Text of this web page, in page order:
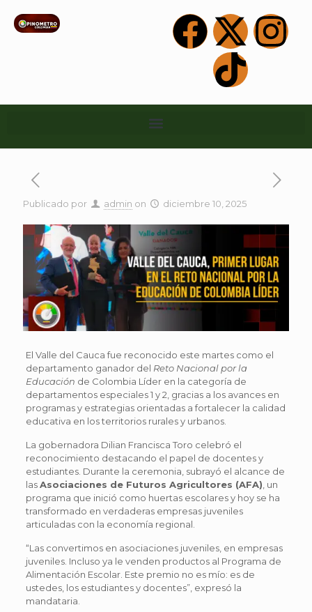
Publicado por admin on diciembre 10, 2025
El Valle del Cauca fue reconocido este martes como el
departamento ganador del Reto Nacional por la
Educación de Colombia Líder en la categoría de
departamentos especiales 1 y 2, gracias a los avances en
programas y estrategias orientadas a fortalecer la calidad
educativa en los territorios rurales y urbanos.
La gobernadora Dilian Francisca Toro celebró el
reconocimiento destacando el papel de docentes y
estudiantes. Durante la ceremonia, subrayó el alcance de
lasAsociaciones de Futuros Agricultores (AFA) , un
programa que inició como huertas escolares y hoy se ha
transformado en verdaderas empresas juveniles
articuladas con la economía regional.
“Las convertimos en asociaciones juveniles, en empresas
juveniles. Incluso ya le venden productos al Programa de
Alimentación Escolar. Este premio no es mío: es de
ustedes, los estudiantes y docentes”, expresó la
mandataria.